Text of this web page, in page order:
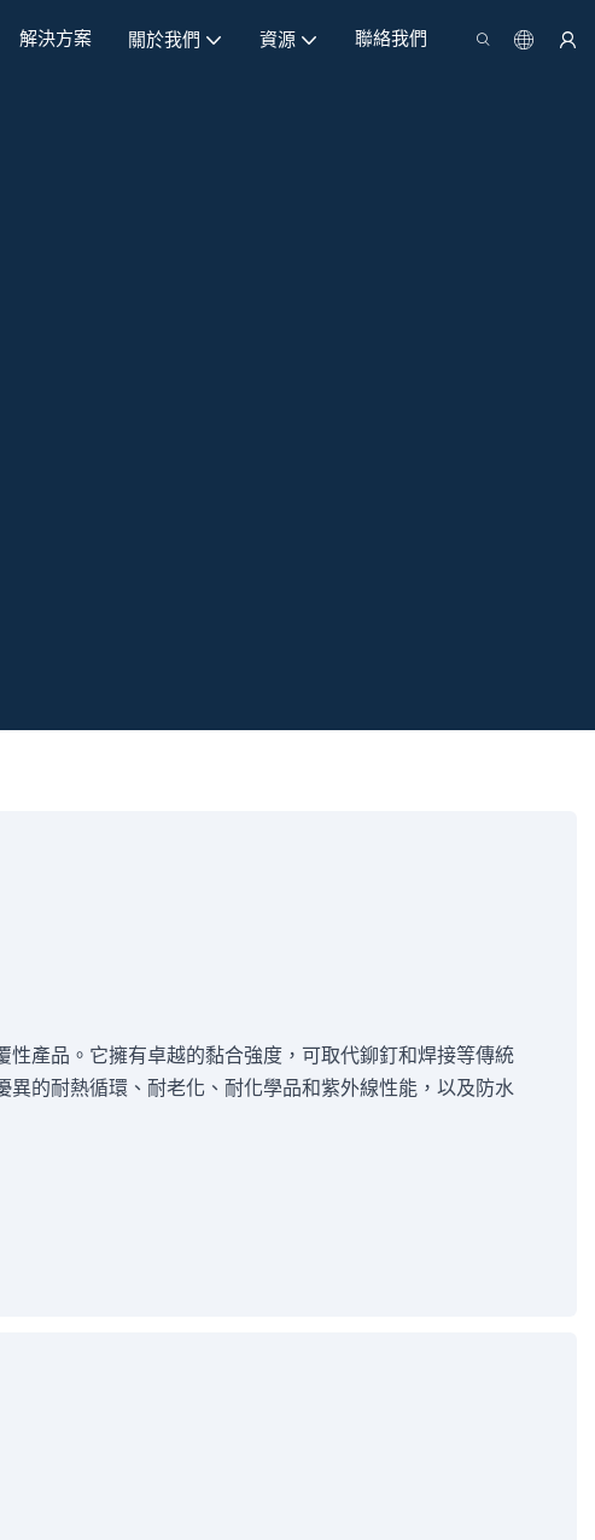
解決方案 關於我們 資源 聯絡我們
產品。它擁有卓越的黏合強度，可取代鉚釘和焊接等傳統
的耐熱循環、耐老化、耐化學品和紫外線性能，以及防水